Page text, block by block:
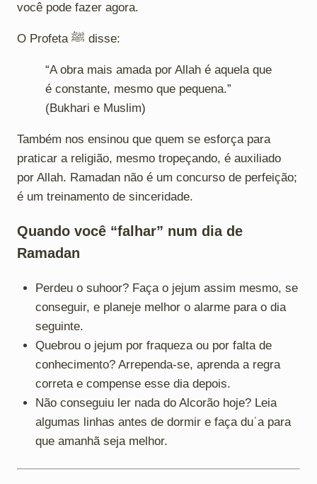
você pode fazer agora.
O Profeta ﷺ disse:
“A obra mais amada por Allah é aquela que
é constante, mesmo que pequena.”
(Bukhari e Muslim)
Também nos ensinou que quem se esforça para
praticar a religião, mesmo tropeçando, é auxiliado
por Allah. Ramadan não é um concurso de perfeição;
é um treinamento de sinceridade.
Quando você “falhar” num dia de
Ramadan
Perdeu o suhoor? Faça o jejum assim mesmo, se
conseguir, e planeje melhor o alarme para o dia
seguinte.
Quebrou o jejum por fraqueza ou por falta de
conhecimento? Arrependa-se, aprenda a regra
correta e compense esse dia depois.
Não conseguiu ler nada do Alcorão hoje? Leia
algumas linhas antes de dormir e faça duʿa para
que amanhã seja melhor.